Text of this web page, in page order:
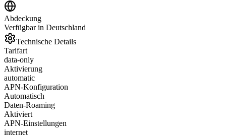
Abdeckung
Verfügbar in Deutschland
Technische Details
Tarifart
data-only
Aktivierung
automatic
APN-Konfiguration
Automatisch
Daten-Roaming
Aktiviert
APN-Einstellungen
internet